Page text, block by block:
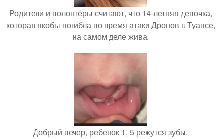
Родители и волонтёры считают, что 14-летняя девочка,
которая якобы погибла во время атаки Дронов в Туапсе,
на самом деле жива.
Добрый вечер, ребенок 1, 5 режутся зубы.